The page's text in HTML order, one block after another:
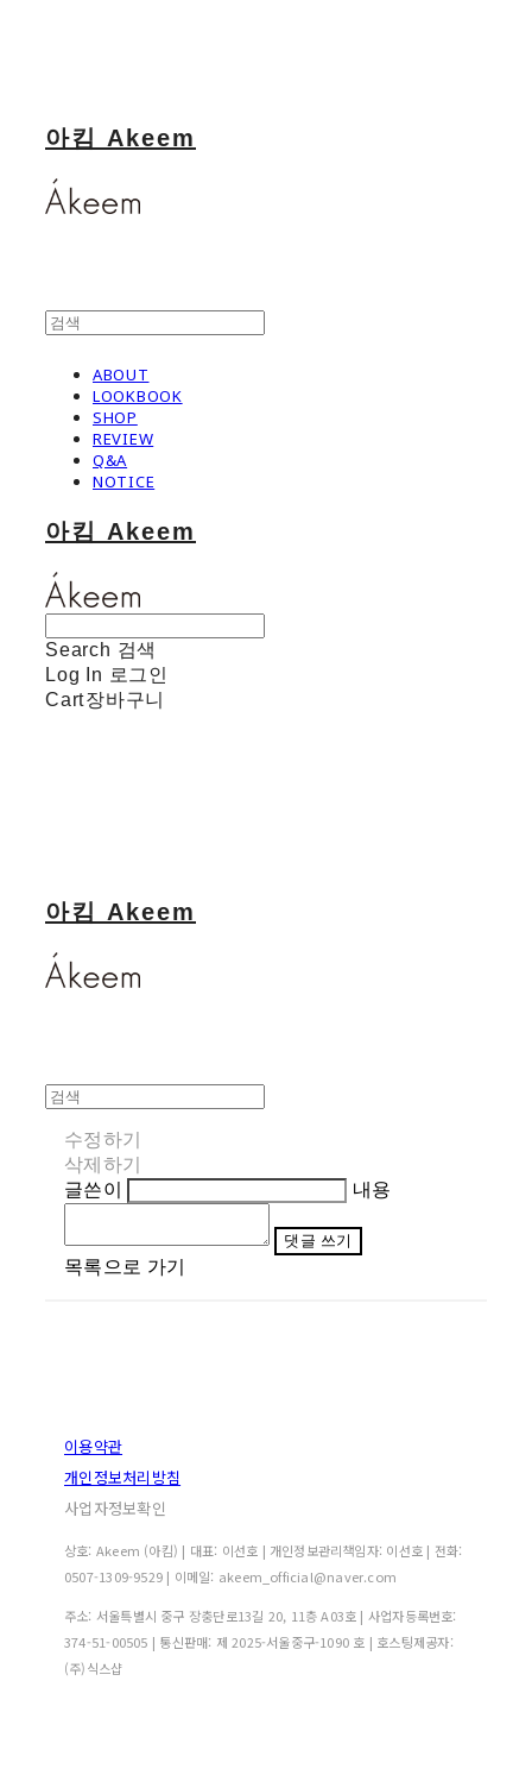
아킴 Akeem
ABOUT
LOOKBOOK
SHOP
REVIEW
Q&A
NOTICE
아킴 Akeem
Search 검색
Log In 로그인
Cart장바구니
아킴 Akeem
수정하기
삭제하기
글쓴이
내용
댓글 쓰기
목록으로 가기
이용약관
개인정보처리방침
사업자정보확인
상호: Akeem (아킴) | 대표: 이선호 | 개인정보관리책임자: 이선호 | 전화:
0507-1309-9529 | 이메일: akeem_official@naver.com
주소: 서울특별시 중구 장충단로13길 20, 11층 A03호 | 사업자등록번호:
374-51-00505 | 통신판매: 제 2025-서울중구-1090 호 | 호스팅제공자:
(주)식스샵